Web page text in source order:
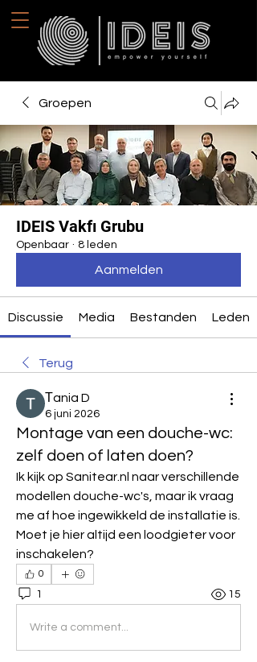
Groepen
IDEIS Vakfı Grubu
Openbaar · 8 leden
Aanmelden
Discussie Media Bestanden Leden
Terug
Тania D
6 juni 2026
Montage van een douche-wc:
zelf doen of laten doen?
Ik kijk op Sanitear.nl naar verschillende
modellen douche-wc's, maar ik vraag
me af hoe ingewikkeld de installatie is.
Moet je hier altijd een loodgieter voor
inschakelen?
0
1 15
Write a comment...